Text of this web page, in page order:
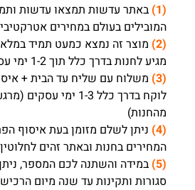
(1)
באתר עדשות תמצאו עדשות
המובילים בעולם במחירים
(2)
מוצר זה נמצא כמעט תמיד
מגיע לחנות בדרך כלל תוך 1-2 ימי עסקים בלבד.
(3)
משלוח עם שליח עד הבית +
לוקח בדרך כלל 1-3 ימי
מהחנות)
(4)
ניתן לשלם מזומן בעת איסוף
המחירים בחנות ובאתר זהים
(5)
במידה והשתנה לכם המספר,
סגורות ותקינות עד שנה מיום